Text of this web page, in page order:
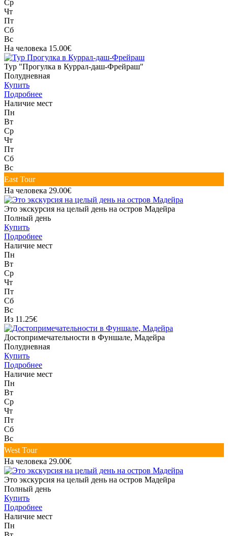
Ср
Чт
Пт
Сб
Вс
На человека 15.00€
Тур "Прогулка в Куррал-даш-Фрейраш"
Полудневная
Купить
Подробнее
Наличие мест
Пн
Вт
Ср
Чт
Пт
Сб
Вс
East Tour
На человека 29.00€
Это экскурсия на целый день на остров Мадейра
Полный день
Купить
Подробнее
Наличие мест
Пн
Вт
Ср
Чт
Пт
Сб
Вс
Из 11.25€
Достопримечательности в Фуншале, Мадейра
Полудневная
Купить
Подробнее
Наличие мест
Пн
Вт
Ср
Чт
Пт
Сб
Вс
West Tour
На человека 29.00€
Это экскурсия на целый день на остров Мадейра
Полный день
Купить
Подробнее
Наличие мест
Пн